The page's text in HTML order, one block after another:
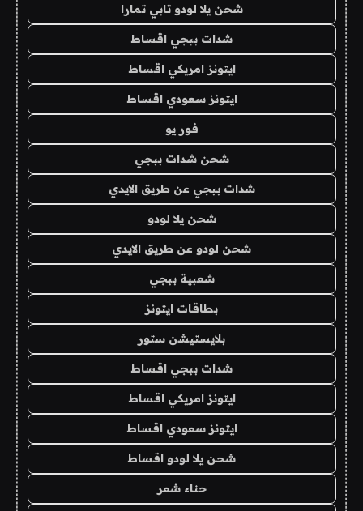
شحن يلا لودو تابي تمارا
شدات ببجي اقساط
ايتونز امريكي اقساط
ايتونز سعودي اقساط
فور يو
شحن شدات ببجي
شدات ببجي عن طريق الايدي
شحن يلا لودو
شحن لودو عن طريق الايدي
شعبية ببجي
بطاقات ايتونز
بلايستيشن ستور
شدات ببجي اقساط
ايتونز امريكي اقساط
ايتونز سعودي اقساط
شحن يلا لودو اقساط
حناء شعر